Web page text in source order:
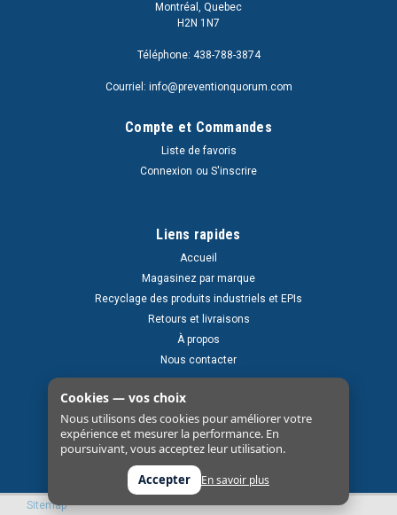
Montréal, Quebec
H2N 1N7
Téléphone: 438-788-3874
Courriel: info@preventionquorum.com
Compte et Commandes
Liste de favoris
Connexion ou S'inscrire
Liens rapides
Accueil
Magasinez par marque
Recyclage des produits industriels et EPIs
Retours et livraisons
À propos
Nous contacter
Sitemap
Cookies — vos choix
Nous utilisons des cookies pour améliorer votre
expérience et mesurer la performance. En
poursuivant, vous acceptez leur utilisation.
Accepter
En savoir plus